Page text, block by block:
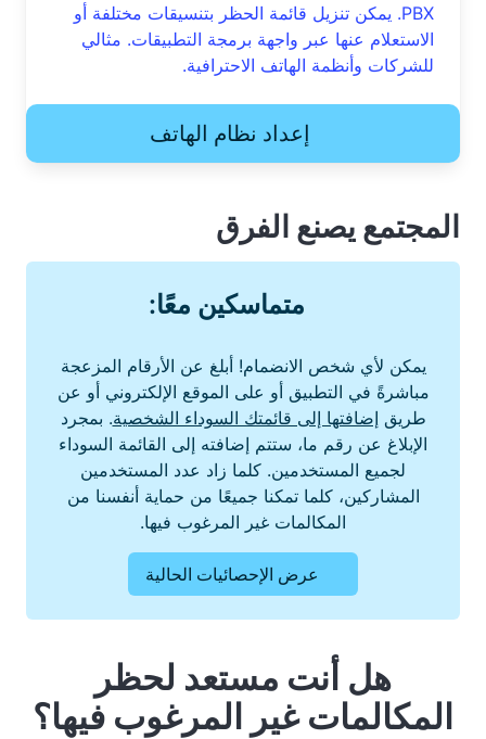
PBX. يمكن تنزيل قائمة الحظر بتنسيقات مختلفة أو
الاستعلام عنها عبر واجهة برمجة التطبيقات. مثالي
للشركات وأنظمة الهاتف الاحترافية.
إعداد نظام الهاتف
المجتمع يصنع الفرق
متماسكين معًا:
يمكن لأي شخص الانضمام! أبلغ عن الأرقام المزعجة
مباشرةً في التطبيق أو على الموقع الإلكتروني أو عن
طريق إضافتها إلى قائمتك السوداء الشخصية. بمجرد
الإبلاغ عن رقم ما، ستتم إضافته إلى القائمة السوداء
لجميع المستخدمين. كلما زاد عدد المستخدمين
المشاركين، كلما تمكنا جميعًا من حماية أنفسنا من
المكالمات غير المرغوب فيها.
عرض الإحصائيات الحالية
هل أنت مستعد لحظر
المكالمات غير المرغوب فيها؟